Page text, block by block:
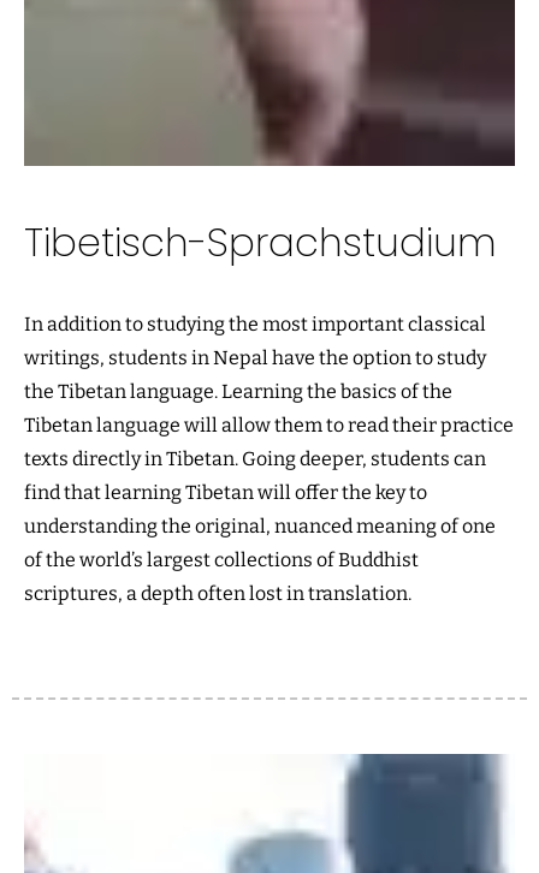
Tibetisch-Sprachstudium
In addition to studying the most important classical
writings, students in Nepal have the option to study
the Tibetan language. Learning the basics of the
Tibetan language will allow them to read their practice
texts directly in Tibetan. Going deeper, students can
find that learning Tibetan will offer the key to
understanding the original, nuanced meaning of one
of the world’s largest collections of Buddhist
scriptures, a depth often lost in translation.